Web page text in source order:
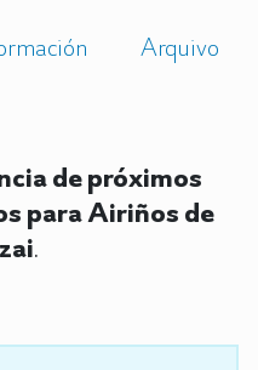
Arquivo
de próximos
para Airiños de
.